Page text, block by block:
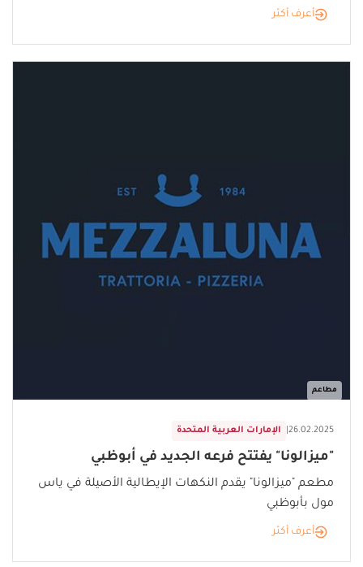
أعرف أكثر
مطاعم
الإمارات العربية المتحدة 26.02.2025
"ميزالونا" يفتتح فرعه الجديد في أبوظبي
مطعم "ميزالونا" يقدم النكهات الإيطالية الأصيلة في ياس
مول بأبوظبي
أعرف أكثر